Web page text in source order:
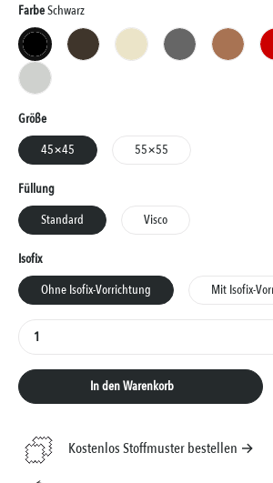
FarbeAuswählen
Schwarz
Schwarz Braun Creme Grau Kupfer
Weiss
GrößeAuswählen
45×45
55×55
FüllungAuswählen
Standard
Visco
IsofixAuswählen
Ohne Isofix-Vorrichtung
Mit Isofix-
Produkt Anzahl: Gib den
In den Warenkorb
Kostenlos Stoffmuster bestellen →